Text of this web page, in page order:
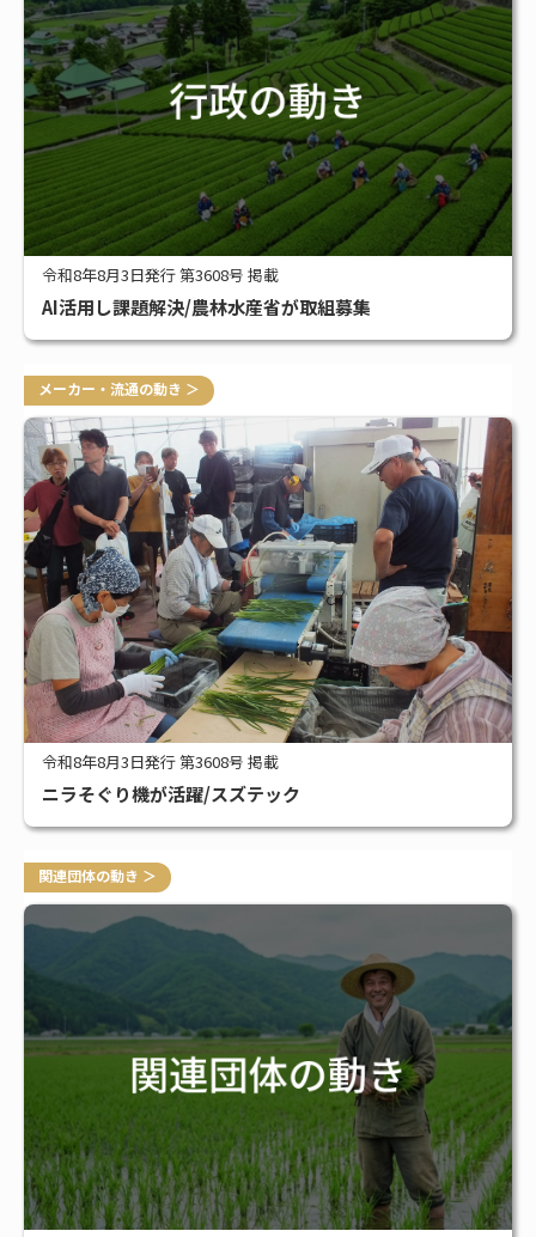
令和8年8月3日発行 第3608号 掲載
AI活用し課題解決/農林水産省が取組募集
メーカー・流通の動き ＞
令和8年8月3日発行 第3608号 掲載
ニラそぐり機が活躍/スズテック
関連団体の動き ＞